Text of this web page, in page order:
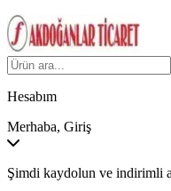
Hesabım
Merhaba, Giriş
Şimdi kaydolun ve indirimli